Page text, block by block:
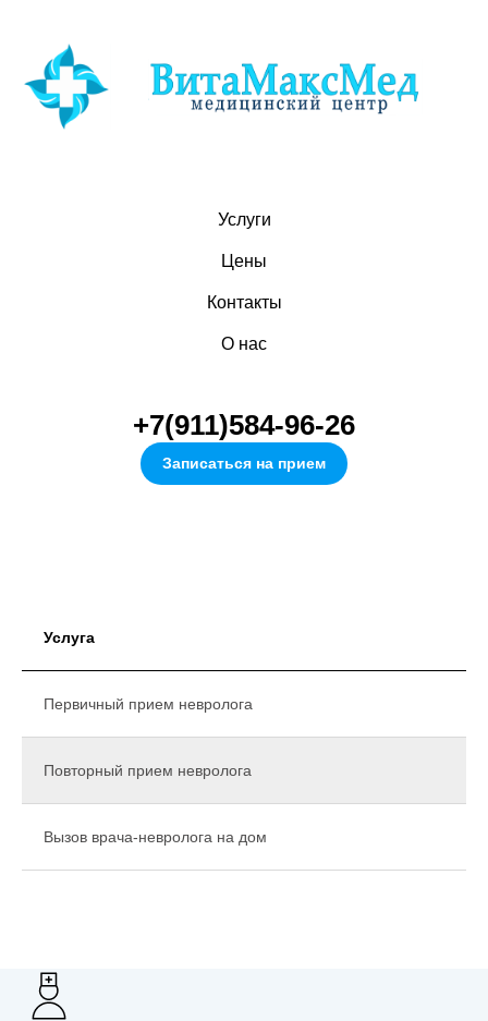
Услуги
Цены
Контакты
О нас
+7(911)584-96-26
Записаться на прием
Услуга
Первичный прием невролога
Повторный прием невролога
Вызов врача-невролога на дом